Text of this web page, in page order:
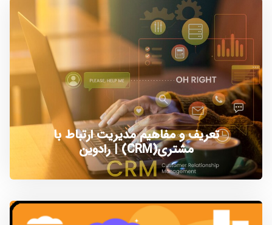
تعریف و مفاهیم مدیریت ارتباط با
مشتری(CRM) | رادوین